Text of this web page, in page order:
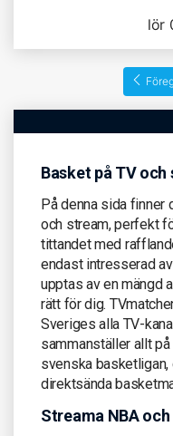
lör
Basket på TV och
På denna sida finner
och stream, perfekt
tittandet med
endast intresserad
upptas av en mängd
rätt för dig.
Sveriges alla TV-
sammanställer allt
svenska
direktsända
Streama NBA